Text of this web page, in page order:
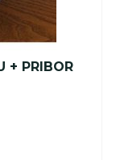
+ PRIBOR